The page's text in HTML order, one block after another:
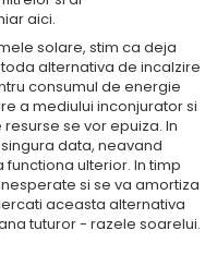
aici.
solare, stim ca deja
alternativa de incalzire
consumul de energie
a mediului inconjurator si
se vor epuiza. In
data, neavand
ulterior. In timp
si se va amortiza
aceasta alternativa
tuturor - razele soarelui.